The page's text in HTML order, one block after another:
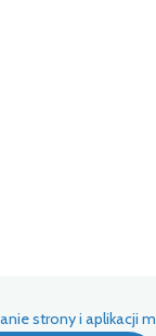
strony i aplikacji